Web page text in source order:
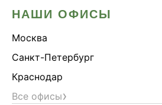
НАШИ ОФИСЫ
Москва
Санкт-Петербург
Краснодар
Все офисы›